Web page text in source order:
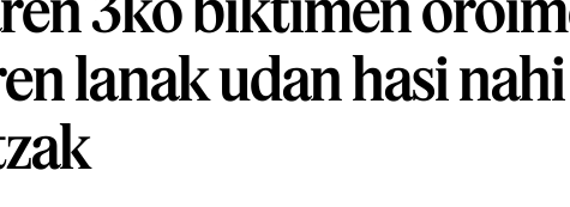
lanak udan hasi